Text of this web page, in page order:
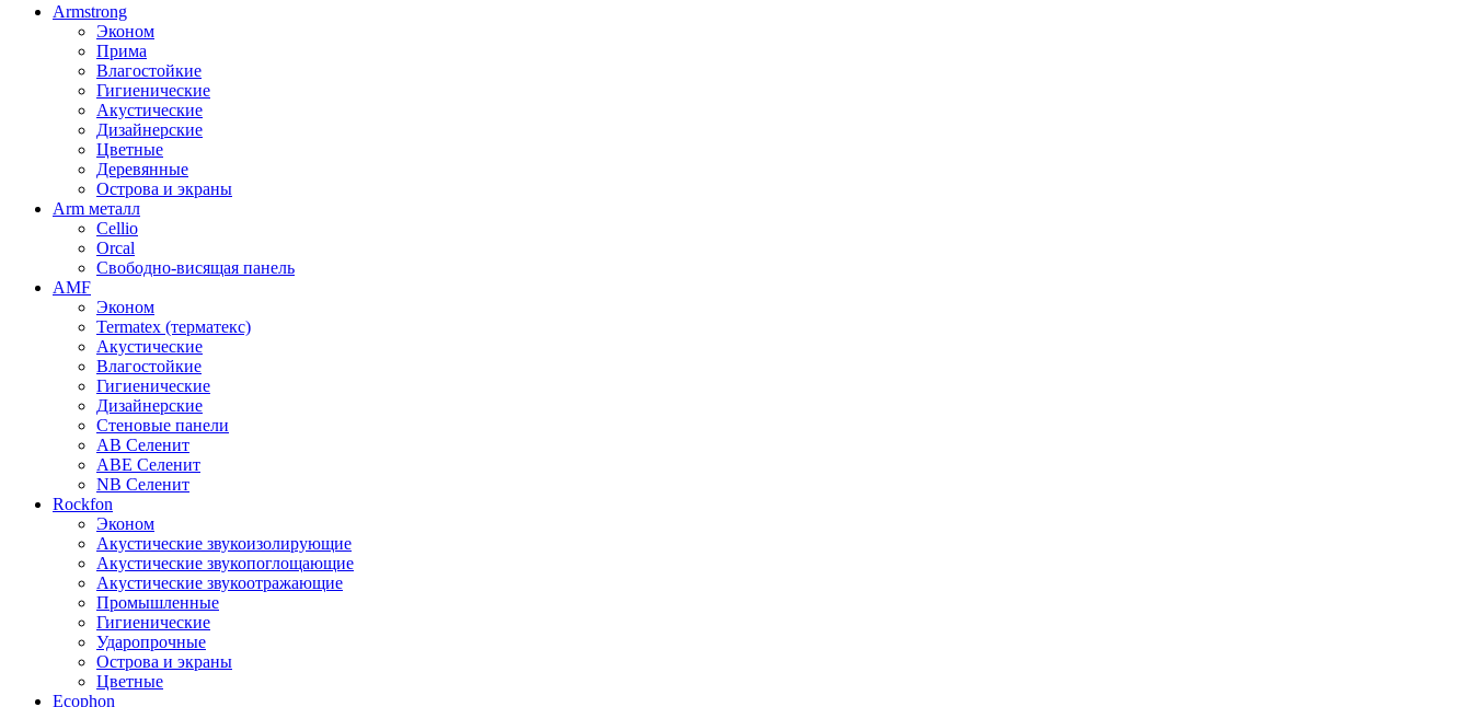
Armstrong
Эконом
Прима
Влагостойкие
Гигиенические
Акустические
Дизайнерские
Цветные
Деревянные
Острова и экраны
Arm металл
Cellio
Orcal
Свободно-висящая панель
AMF
Эконом
Termatex (терматекс)
Акустические
Влагостойкие
Гигиенические
Дизайнерские
Стеновые панели
AB Селенит
ABE Селенит
NB Селенит
Rockfon
Эконом
Акустические звукоизолирующие
Акустические звукопоглощающие
Акустические звукоотражающие
Промышленные
Гигиенические
Ударопрочные
Острова и экраны
Цветные
Ecophon